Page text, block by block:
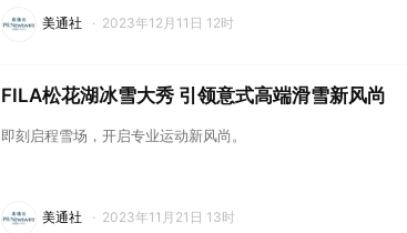
美通社 · 2023年12月11日 12时
FILA松花湖冰雪大秀 引领意式高端滑雪新风尚
即刻启程雪场，开启专业运动新风尚。
美通社 · 2023年11月21日 13时